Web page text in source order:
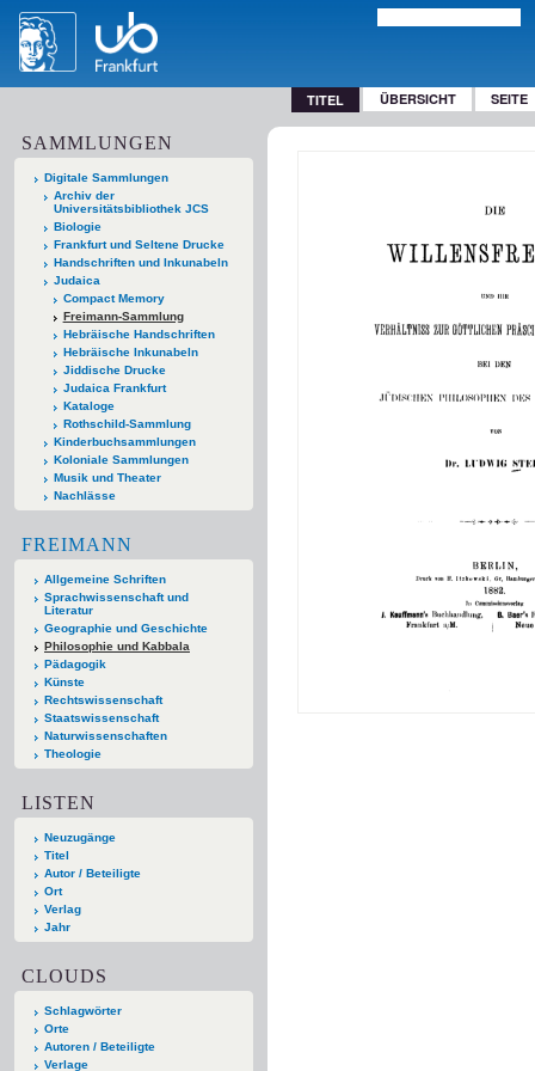
TITEL ÜBERSICHT SEITE
SAMMLUNGEN
Digitale Sammlungen
Archiv der
Universitätsbibliothek JCS
Biologie
Frankfurt und Seltene Drucke
Handschriften und Inkunabeln
Judaica
Compact Memory
Freimann-Sammlung
Hebräische Handschriften
Hebräische Inkunabeln
Jiddische Drucke
Judaica Frankfurt
Kataloge
Rothschild-Sammlung
Kinderbuchsammlungen
Koloniale Sammlungen
Musik und Theater
Nachlässe
FREIMANN
Allgemeine Schriften
Sprachwissenschaft und
Literatur
Geographie und Geschichte
Philosophie und Kabbala
Pädagogik
Künste
Rechtswissenschaft
Staatswissenschaft
Naturwissenschaften
Theologie
LISTEN
Neuzugänge
Titel
Autor / Beteiligte
Ort
Verlag
Jahr
CLOUDS
Schlagwörter
Orte
Autoren / Beteiligte
Verlage